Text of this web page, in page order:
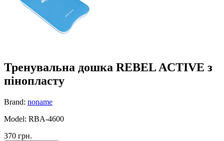
Тренувальна дошка REBEL ACTIVE з
пінопласту
Brand: noname
Model: RBA-4600
370 грн.